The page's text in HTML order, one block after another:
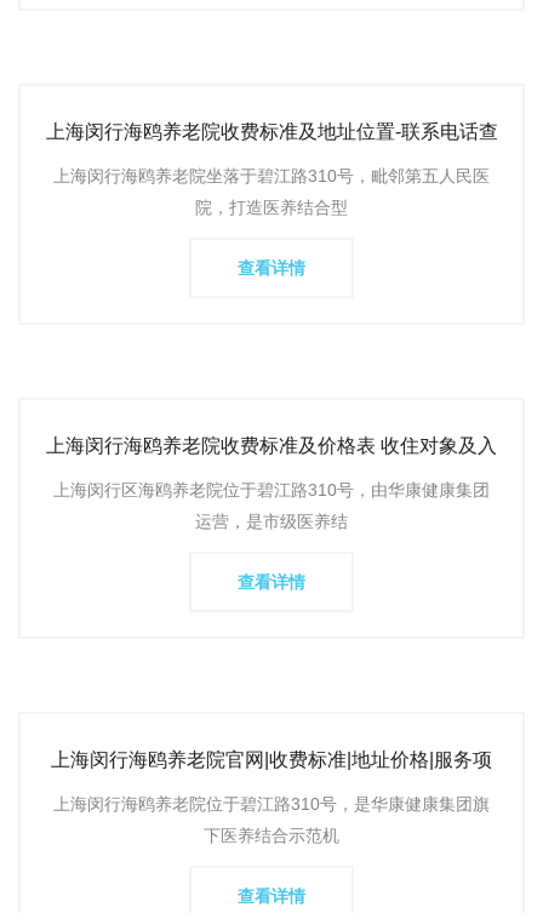
上海闵行海鸥养老院收费标准及地址位置-联系电话查
上海闵行海鸥养老院坐落于碧江路310号，毗邻第五人民医
院，打造医养结合型
查看详情
上海闵行海鸥养老院收费标准及价格表 收住对象及入
上海闵行区海鸥养老院位于碧江路310号，由华康健康集团
运营，是市级医养结
查看详情
上海闵行海鸥养老院官网|收费标准|地址价格|服务项
上海闵行海鸥养老院位于碧江路310号，是华康健康集团旗
下医养结合示范机
查看详情